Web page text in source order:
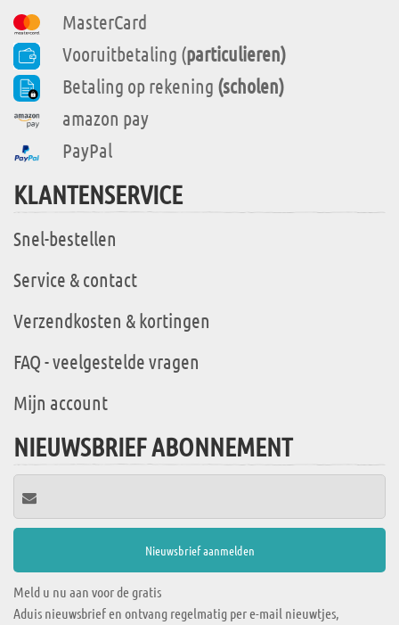
MasterCard
Vooruitbetaling (particulieren)
Betaling op rekening (scholen)
amazon pay
PayPal
KLANTENSERVICE
Snel-bestellen
Service & contact
Verzendkosten & kortingen
FAQ - veelgestelde vragen
Mijn account
NIEUWSBRIEF ABONNEMENT
Meld u nu aan voor de gratis
Aduis nieuwsbrief en ontvang regelmatig per e-mail nieuwtjes,